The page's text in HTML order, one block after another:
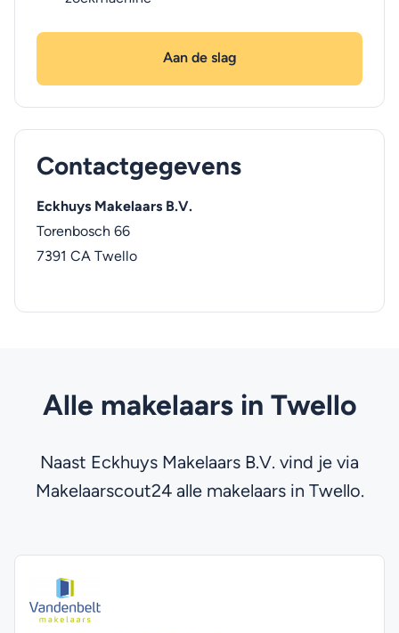
Aan de slag
Contactgegevens
Eckhuys Makelaars B.V.
Torenbosch 66
7391 CA Twello
Alle makelaars in Twello
Naast Eckhuys Makelaars B.V. vind je via
Makelaarscout24 alle makelaars in Twello.